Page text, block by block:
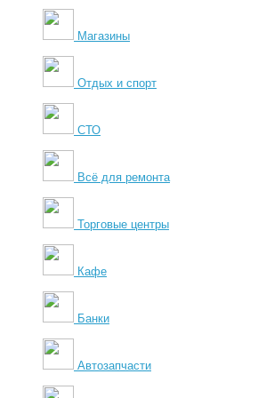
Магазины
Отдых и спорт
СТО
Всё для ремонта
Торговые центры
Кафе
Банки
Автозапчасти